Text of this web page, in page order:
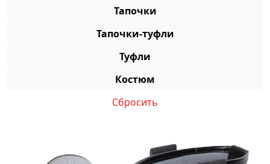
Тапочки
Тапочки-туфли
Туфли
Костюм
Сбросить